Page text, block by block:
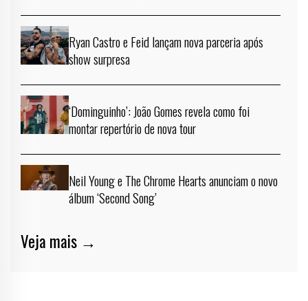
Ryan Castro e Feid lançam nova parceria após
show surpresa
‘Dominguinho’: João Gomes revela como foi
montar repertório de nova tour
Neil Young e The Chrome Hearts anunciam o novo
álbum ‘Second Song’
Veja mais →